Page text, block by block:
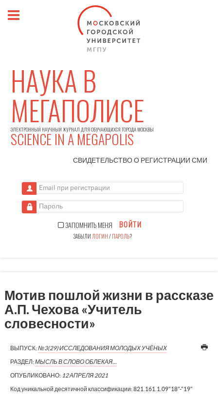
НАУКА В
МЕГАПОЛИСЕ
ЭЛЕКТРОННЫЙ НАУЧНЫЙ ЖУРНАЛ ДЛЯ ОБУЧАЮЩИХСЯ ГОРОДА МОСКВЫ
SCIENCE IN A MEGAPOLIS
СВИДЕТЕЛЬСТВО О РЕГИСТРАЦИИСМИ
Email при регистрации
Пароль
ЗАПОМНИТЬ МЕНЯ ВОЙТИ
ЗАБЫЛИ ЛОГИН/ПАРОЛЬ?
Мотив пошлой жизни в рассказе
А.П. Чехова «Учитель
словесности»
ВЫПУСК:№3(29) ИССЛЕДОВАНИЯ МОЛОДЫХ УЧЁНЫХ
РАЗДЕЛ:МЫСЛЬ В СЛОВО ОБЛЕКАЯ…
ОПУБЛИКОВАНО: 12 АПРЕЛЯ 2021
Код уникальной десятичной классификации:821.161.1.09"18"-"19"